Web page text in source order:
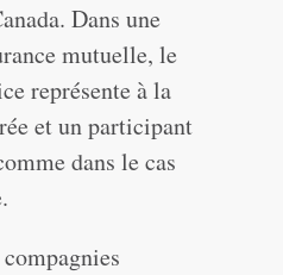
Dans une
mutuelle, le
représente à la
et un participant
dans le cas